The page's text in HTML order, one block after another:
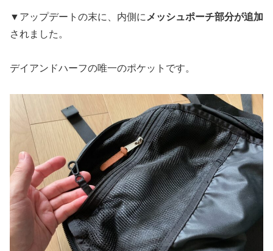
▼アップデートの末に、内側に メッシュポーチ部分が追加
されました。
デイアンドハーフの唯一のポケットです。